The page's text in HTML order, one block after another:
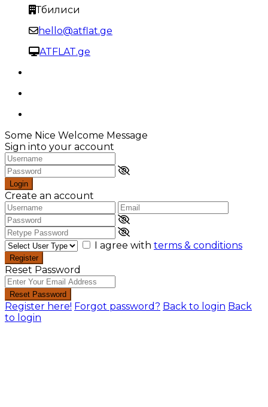
Тбилиси
hello@atflat.ge
ATFLAT.ge
Some Nice Welcome Message
Sign into your account
Login
Create an account
I agree with terms & conditions
Register
Reset Password
Reset Password
Register here! Forgot password? Back to login Back
to login